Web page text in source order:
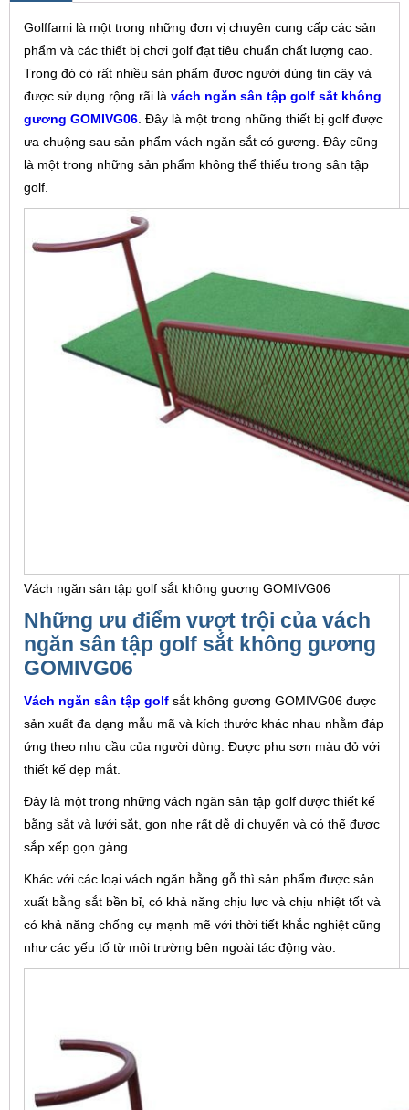
Golffami là một trong những đơn vị chuyên cung cấp các sản
phẩm và các thiết bị chơi golf đạt tiêu chuẩn chất lượng cao.
Trong đó có rất nhiều sản phẩm được người dùng tin cậy và
được sử dụng rộng rãi là vách ngăn sân tập golf sắt không
gương GOMIVG06. Đây là một trong những thiết bị golf được
ưa chuộng sau sản phẩm vách ngăn sắt có gương. Đây cũng
là một trong những sản phẩm không thể thiếu trong sân tập
golf.
Vách ngăn sân tập golf sắt không gương GOMIVG06
Những ưu điểm vượt trội của vách
ngăn sân tập golf sắt không gương
GOMIVG06
Vách ngăn sân tập golf sắt không gương GOMIVG06 được
sản xuất đa dạng mẫu mã và kích thước khác nhau nhằm đáp
ứng theo nhu cầu của người dùng. Được phu sơn màu đỏ với
thiết kế đẹp mắt.
Đây là một trong những vách ngăn sân tập golf được thiết kế
bằng sắt và lưới sắt, gọn nhẹ rất dễ di chuyển và có thể được
sắp xếp gọn gàng.
Khác với các loại vách ngăn bằng gỗ thì sản phẩm được sản
xuất bằng sắt bền bỉ, có khả năng chịu lực và chịu nhiệt tốt và
có khả năng chống cự mạnh mẽ với thời tiết khắc nghiệt cũng
như các yếu tố từ môi trường bên ngoài tác động vào.